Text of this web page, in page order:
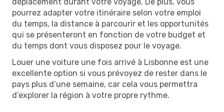
pourrez adapter votre itinéraire selon votre emploi
du temps, la distance à parcourir et les opportunités
qui se présenteront en fonction de votre budget et
du temps dont vous disposez pour le voyage.
Louer une voiture une fois arrivé à Lisbonne est une
excellente option si vous prévoyez de rester dans le
pays plus d’une semaine, car cela vous permettra
d’explorer la région à votre propre rythme.